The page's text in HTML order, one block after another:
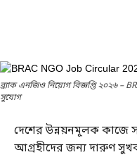
ব্র্যাক এনজিও নিয়োগ বিজ্ঞপ্তি ২০২৬
সুযোগ
দেশের উন্নয়নমূলক কাজে
আগ্রহীদের জন্য দারুণ